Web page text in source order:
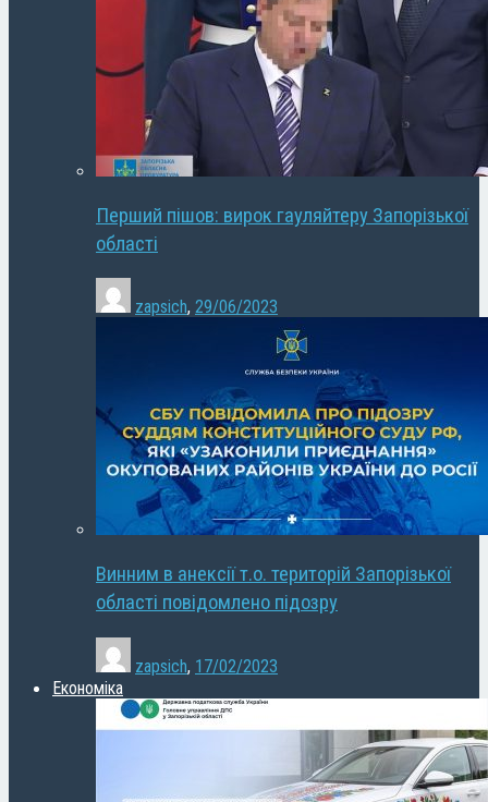
Перший пішов: вирок гауляйтеру Запорізької
області
zapsich, 29/06/2023
Винним в анексії т.о. територій Запорізької
області повідомлено підозру
zapsich, 17/02/2023
Економіка